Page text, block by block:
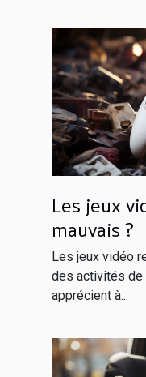
Les jeux
mauvais ?
Les jeux vidéo
des activités
apprécient à...